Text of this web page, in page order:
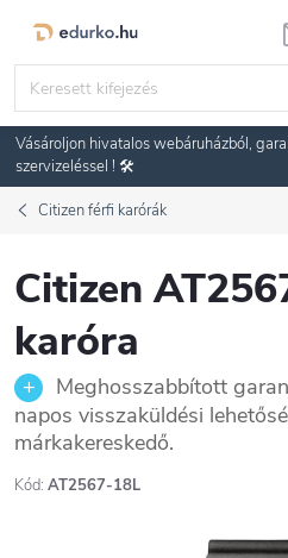
Vásároljon hivatalos webáruházból,
szervizeléssel ! 🛠️
Citizen férfi karórák
Citizen
karóra
Meghosszabbított
napos visszaküldési
márkakereskedő.
Kód: AT2567-18L